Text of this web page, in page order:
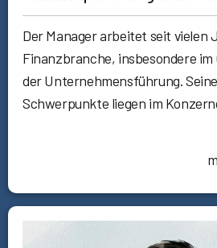
Der Manager arbeitet seit vielen
Finanzbranche, insbesondere
der Unternehmensführung.
Schwerpunkte liegen im